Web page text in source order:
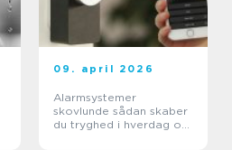
09. april 2026
Alarmsystemer
skovlunde sådan skaber
du tryghed i hverdag og